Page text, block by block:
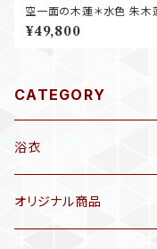
空一面の木蓮＊水色 朱木
クレン ピンクレッド イエロ
黄色 花 アンティーク小紋
¥49,800
CATEGORY
浴衣
オリジナル商品